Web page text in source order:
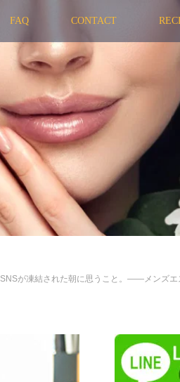
FAQ CONTACT
SNSが凍結された朝に思うこと。——メンズエ